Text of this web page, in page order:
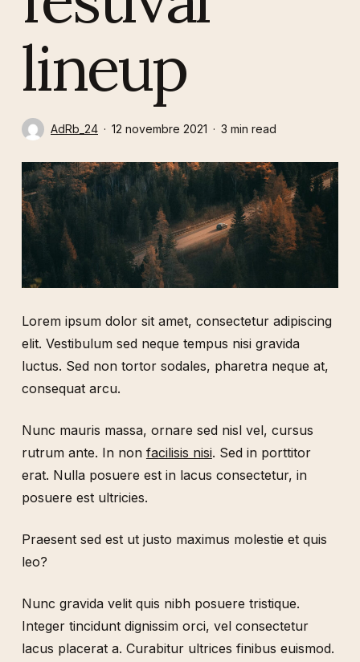
lineup
AdRb_24 12 novembre 2021 3 min read
Lorem ipsum dolor sit amet, consectetur adipiscing
elit. Vestibulum sed neque tempus nisi gravida
luctus. Sed non tortor sodales, pharetra neque at,
consequat arcu.
Nunc mauris massa, ornare sed nisl vel, cursus
rutrum ante. In non facilisis nisi. Sed in porttitor
erat. Nulla posuere est in lacus consectetur, in
posuere est ultricies.
Praesent sed est ut justo maximus molestie et quis
leo?
Nunc gravida velit quis nibh posuere tristique.
Integer tincidunt dignissim orci, vel consectetur
lacus placerat a. Curabitur ultrices finibus euismod.